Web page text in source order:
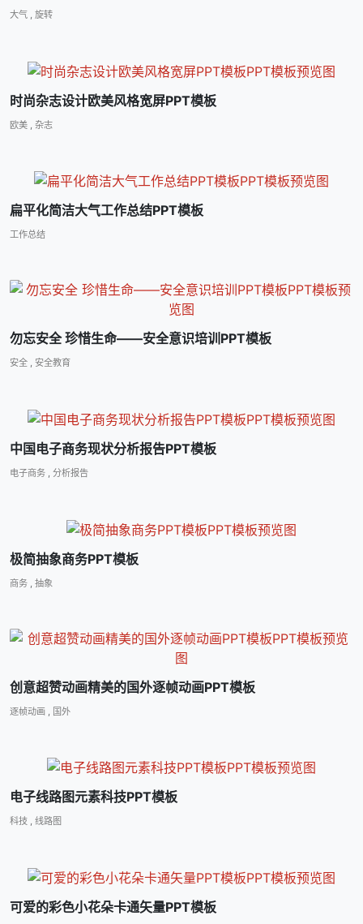
大气 , 旋转
时尚杂志设计欧美风格宽屏PPT模板
欧美 杂志
扁平化简洁大气工作总结PPT模板
工作总结
勿忘安全 珍惜生命――安全意识培训PPT模板
安全 , 安全教育
中国电子商务现状分析报告PPT模板
电子商务 , 分析报告
极简抽象商务PPT模板
商务 抽象
创意超赞动画精美的国外逐帧动画PPT模板
逐帧动画 国外
电子线路图元素科技PPT模板
科技 , 线路图
可爱的彩色小花朵卡通矢量PPT模板